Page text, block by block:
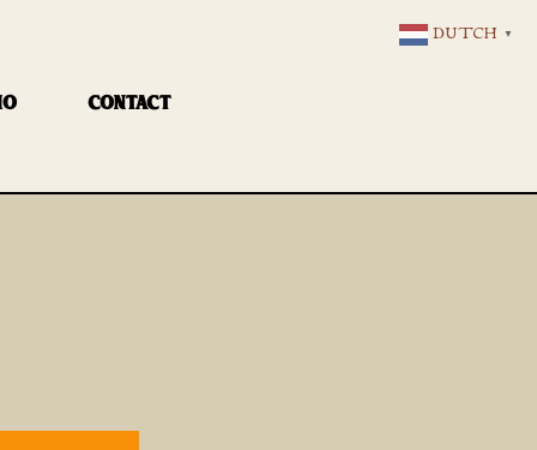
CONTACT
DUTCH ▼